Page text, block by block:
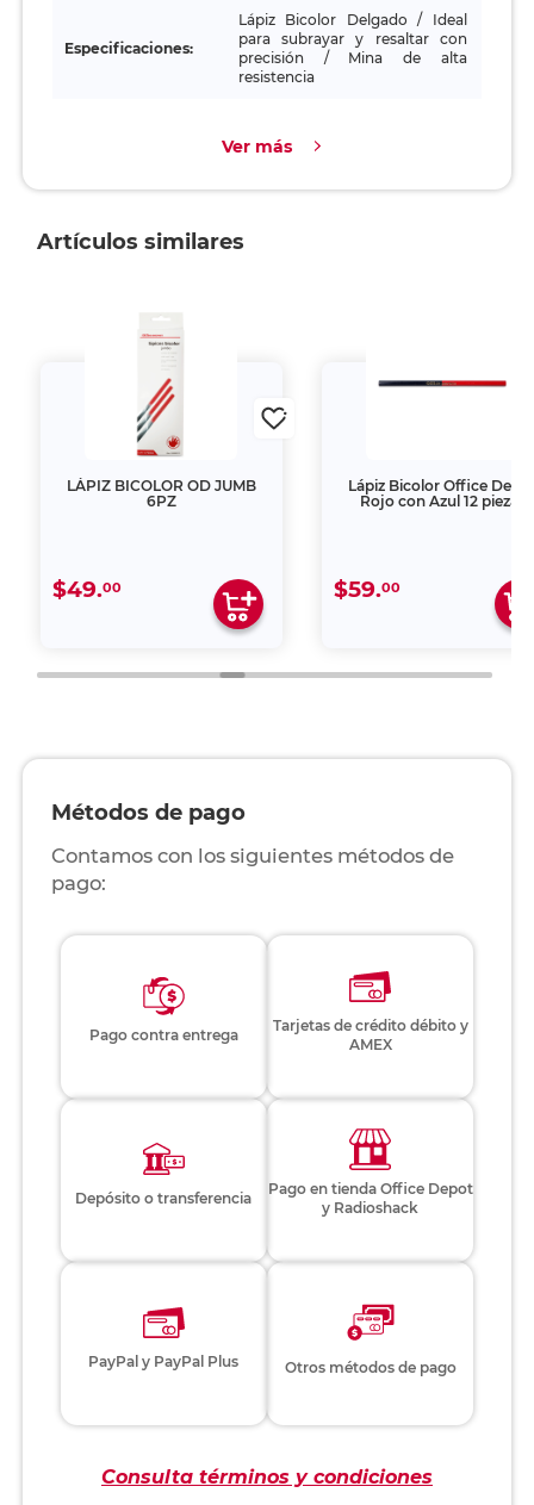
Especificaciones:
Lápiz Bicolor Delgado / Ideal
para subrayar y resaltar con
precisión / Mina de alta
resistencia
Ver más
Artículos similares
LÁPIZ BICOLOR OD JUMB
6PZ
$49.00
Lápiz Bicolor Office
Rojo con Azul 12 piezas
$59.00
Métodos de pago
Contamos con los siguientes métodos de
pago:
Pago contra entrega
Tarjetas de crédito débito y
AMEX
Depósito o transferencia
Pago en tienda Office Depot
y Radioshack
PayPal y PayPal Plus Otros métodos de pago
Consulta términos y condiciones